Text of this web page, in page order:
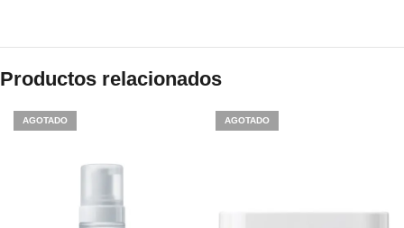
Productos relacionados
AGOTADO AGOTADO